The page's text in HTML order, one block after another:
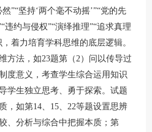
”“坚持‘两个毫不动摇’”“党的先
违约与侵权”“演绎推理”“追求真理
着力培育学科思维的底层逻辑。
方法，如23题第（2）问以传导过
度意义，考查学生综合运用知识
学生独立思考、勇于探索。试题
，如第14、15、22等题设置思辨
、分析与综合中把握本质；第